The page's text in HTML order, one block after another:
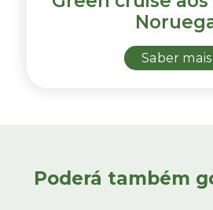
Saber mais
Poderá também